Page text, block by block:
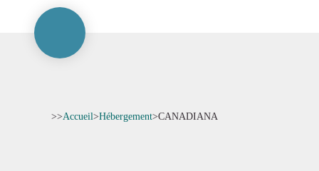
>>Accueil>Hébergement>CANADIANA